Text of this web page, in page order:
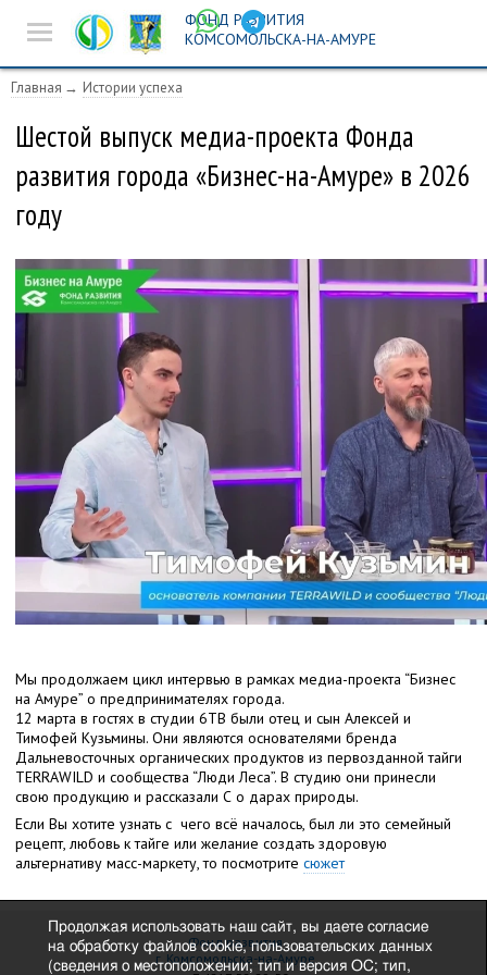
ФОНД РАЗВИТИЯ
КОМСОМОЛЬСКА-НА-АМУРЕ
Новости
Предпринимателям
Истории успеха
Ярмарочная
деятельность
Поиск
Главная Истории успеха
Шестой выпуск медиа-проекта Фонда
развития города «Бизнес-на-Амуре» в 2026
году
Мы продолжаем цикл интервью в рамках медиа-проекта “Бизнес
на Амуре” о предпринимателях города.
12 марта в гостях в студии 6ТВ были отец и сын Алексей и
Тимофей Кузьмины. Они являются основателями бренда
Дальневосточных органических продуктов из первозданной тайги
TERRAWILD и сообщества “Люди Леса”. В студию они принесли
свою продукцию и рассказали С о дарах природы.
Если Вы хотите узнать с чего всё началось, был ли это семейный
рецепт, любовь к тайге или желание создать здоровую
альтернативу масс-маркету, то посмотрите сюжет
Фонд развития
г. Комсомольска-на-Амуре
Продолжая использовать наш сайт, вы даете согласие
на обработку файлов cookie, пользовательских данных
(сведения о местоположении; тип и версия ОС; тип,